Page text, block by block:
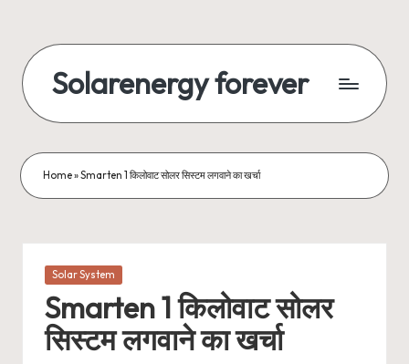
content
Solarenergy forever
बिजली
Home»Smarten 1 किलोवाट सोलर सिस्टम लगवाने का खर्चा
Posted
Solar System
Smarten 1 किलोवाट सोलर
सिस्टम लगवाने का खर्चा